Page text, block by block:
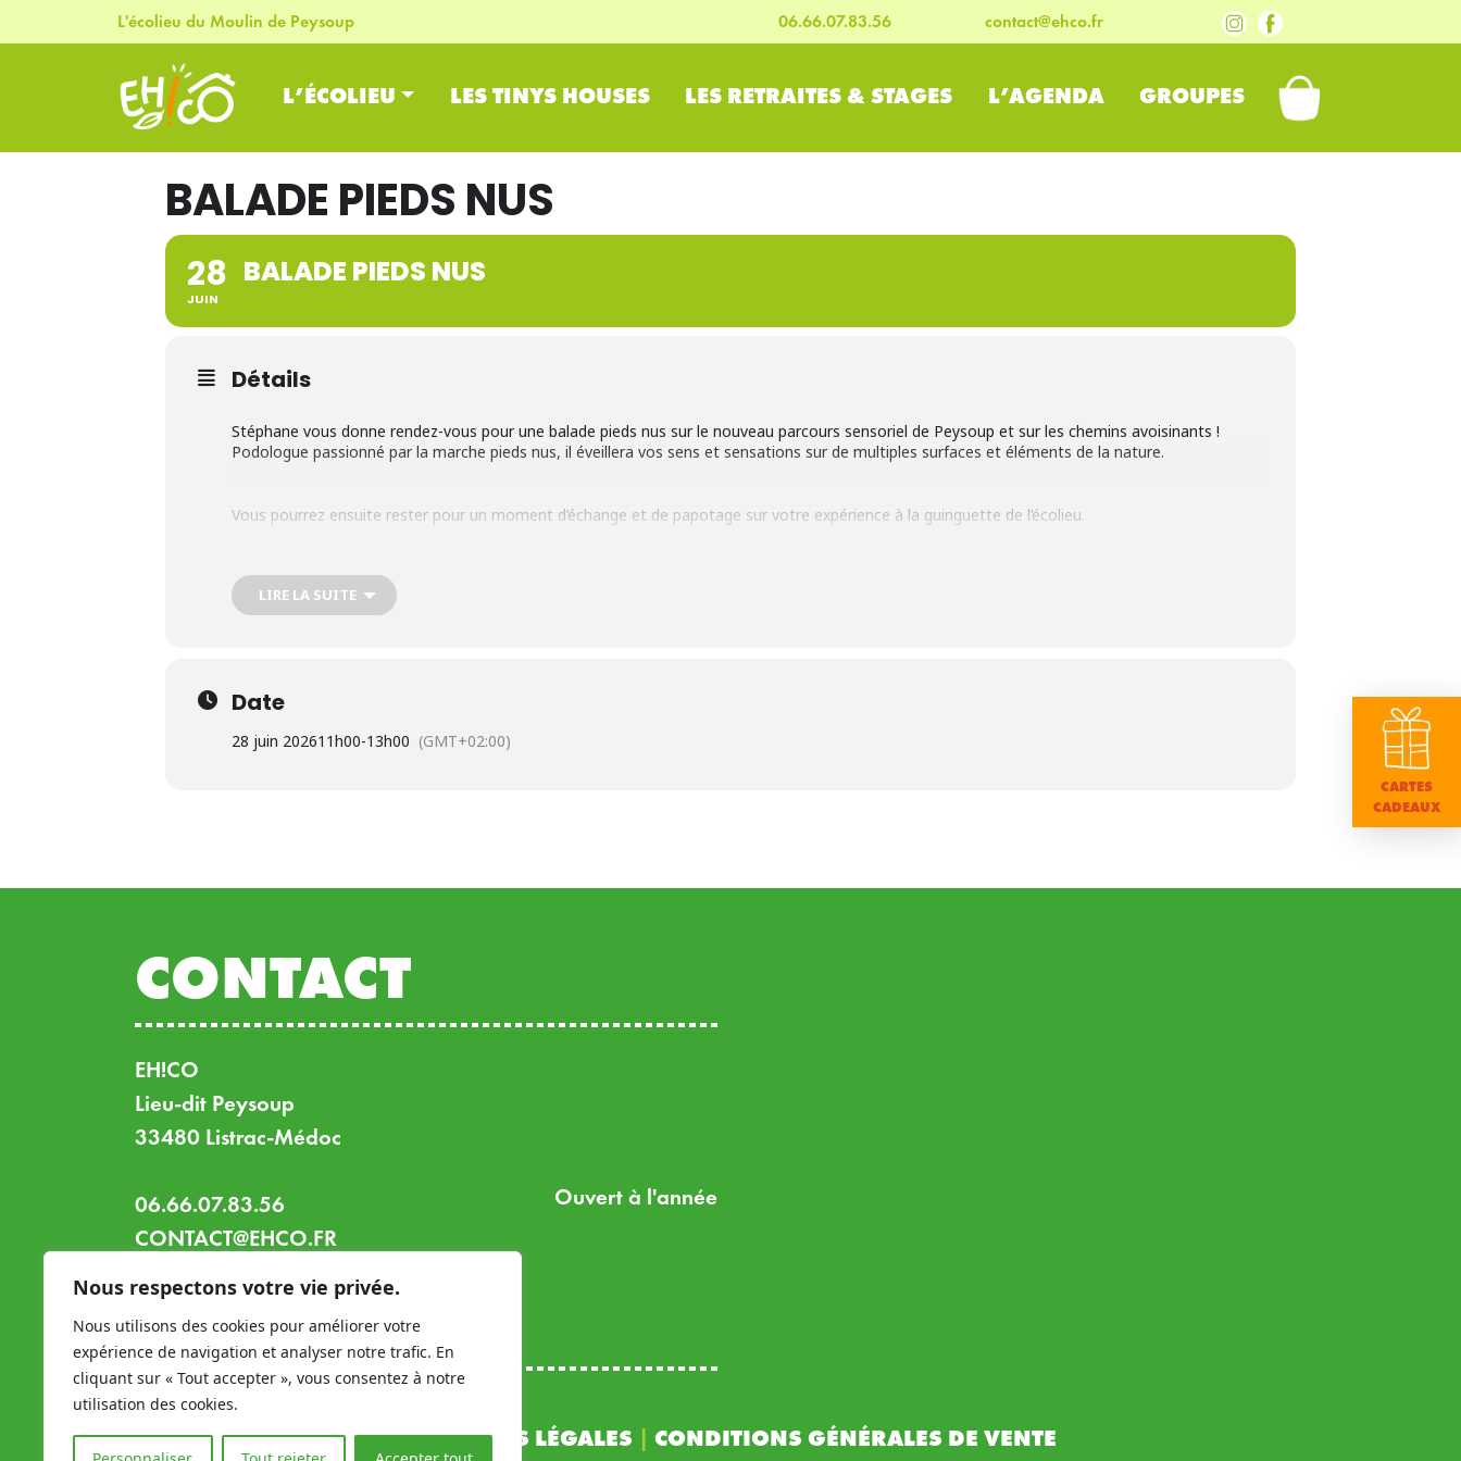
Nous respectons votre vie privée.
Nous utilisons des cookies pour améliorer votre
expérience de navigation et analyser notre trafic. En
cliquant sur « Tout accepter », vous consentez à notre
utilisation des cookies.
L'écolieu du Moulin de Peysoup 06.66.07.83.56 contact@ehco.fr
L’ÉCOLIEU LES TINYS HOUSES LES RETRAITES & STAGES L’AGENDA GROUPES
CARTES
CADEAUX
BALADE PIEDS NUS
28
JUIN
BALADE PIEDS NUS
Détails
Stéphane vous donne rendez-vous pour une balade pieds nus sur le nouveau parcours sensoriel de Peysoup et sur les chemins avoisinants !
Podologue passionné par la marche pieds nus, il éveillera vos sens et sensations sur de multiples surfaces et éléments de la nature.
Vous pourrez ensuite rester pour un moment d’échange et de papotage sur votre expérience à la guinguette de l’écolieu.
Infos pratiques :
Peysoup, 33480 Listrac-Médoc
LIRE LA SUITE
Date
28 juin 202611h00-13h00 (GMT+02:00)
CONTACT
EH!CO
Lieu-dit Peysoup
33480 Listrac-Médoc
06.66.07.83.56
CONTACT@EHCO.FR
INSTAGRAM.COM/EHCOLIEU
Ouvert à l'année
MENTIONS LÉGALES CONDITIONS GÉNÉRALES DE VENTE